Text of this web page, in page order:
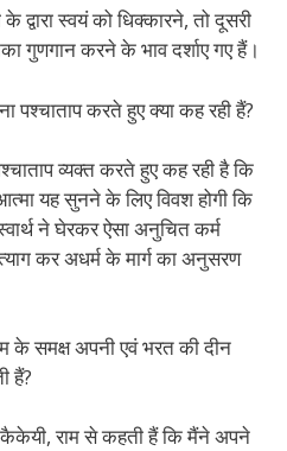
स्वयं को धिक्कारने, तो दूसरी
गुणगान करने के भाव दर्शाए गए हैं।
पश्चाताप करते हुए क्या कह रही हैं?
व्यक्त करते हुए कह रही है कि
यह सुनने के लिए विवश होगी कि
ने घेरकर ऐसा अनुचित कर्म
कर अधर्म के मार्ग का अनुसरण
के समक्ष अपनी एवं भरत की दीन
हैं?
राम से कहती हैं कि मैंने अपने